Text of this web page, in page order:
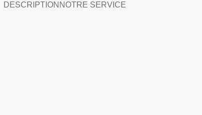
DESCRIPTION NOTRE SERVICE